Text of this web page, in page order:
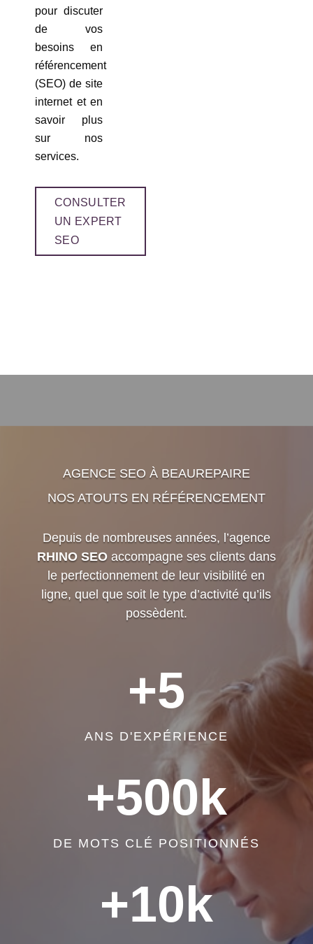
pour discuter
de vos
besoins en
référencement
(SEO) de site
internet et en
savoir plus
sur nos
services.
CONSULTER
UN EXPERT
SEO
AGENCE SEO À BEAUREPAIRE
NOS ATOUTS EN RÉFÉRENCEMENT
Depuis de nombreuses années, l’agence
RHINO SEOaccompagne ses clients dans
le perfectionnement de leur visibilité en
ligne, quel que soit le type d’activité qu’ils
possèdent.
+5
ANS D'EXPÉRIENCE
+500k
DE MOTS CLÉ POSITIONNÉS
+10k